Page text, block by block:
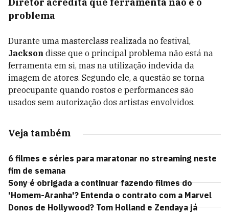
problema
Durante uma masterclass realizada no festival,
Jackson disse que o principal problema não está na
ferramenta em si, mas na utilização indevida da
imagem de atores. Segundo ele, a questão se torna
preocupante quando rostos e performances são
usados sem autorização dos artistas envolvidos.
Veja também
6 filmes e séries para maratonar no streaming neste
fim de semana
Sony é obrigada a continuar fazendo filmes do
'Homem-Aranha'? Entenda o contrato com a Marvel
Donos de Hollywood? Tom Holland e Zendaya já